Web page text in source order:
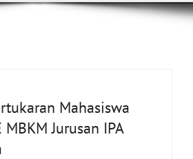
Mahasiswa
MBKM Jurusan IPA